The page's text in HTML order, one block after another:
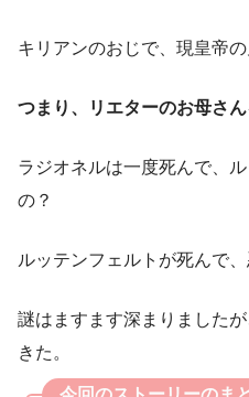
キリアンのおじで、現皇帝の
つまり、リエターのお母さ
ラジオネルは一度死んで、
の？
ルッテンフェルトが死んで
謎はますます深まりました
きた。